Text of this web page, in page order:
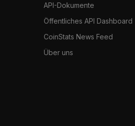
API-Dokumente
Öffentliches API Dashboard
CoinStats News Feed
Über uns